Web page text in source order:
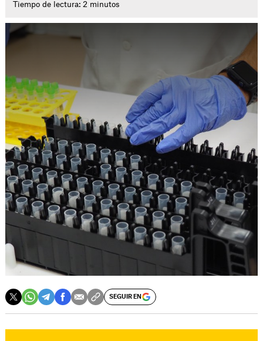
Tiempo de lectura: 2 minutos
SEGUIR EN